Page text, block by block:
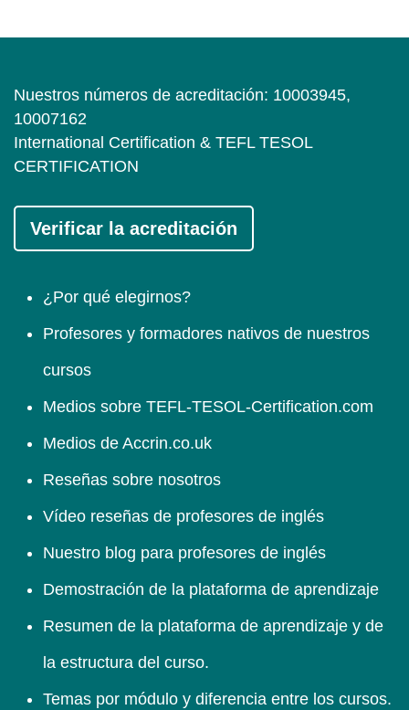
Nuestros números de acreditación: 10003945,
10007162
International Certification & TEFL TESOL
CERTIFICATION
Verificar la acreditación
¿Por qué elegirnos?
Profesores y formadores nativos de nuestros
cursos
Medios sobre TEFL-TESOL-Certification.com
Medios de Accrin.co.uk
Reseñas sobre nosotros
Vídeo reseñas de profesores de inglés
Nuestro blog para profesores de inglés
Demostración de la plataforma de aprendizaje
Resumen de la plataforma de aprendizaje y de
la estructura del curso.
Temas por módulo y diferencia entre los cursos.